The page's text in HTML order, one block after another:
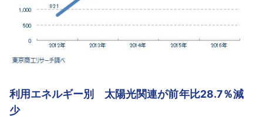
利用エネルギー別 太陽光関連が前年比28.7％減
少